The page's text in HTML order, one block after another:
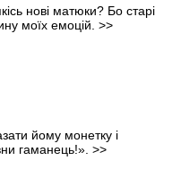
нові матюки? Бо старі
моїх емоцій. >>
йому монетку і
гаманець!». >>